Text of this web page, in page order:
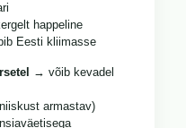
happeline
Eesti kliimasse
→ võib kevadel
armastav)